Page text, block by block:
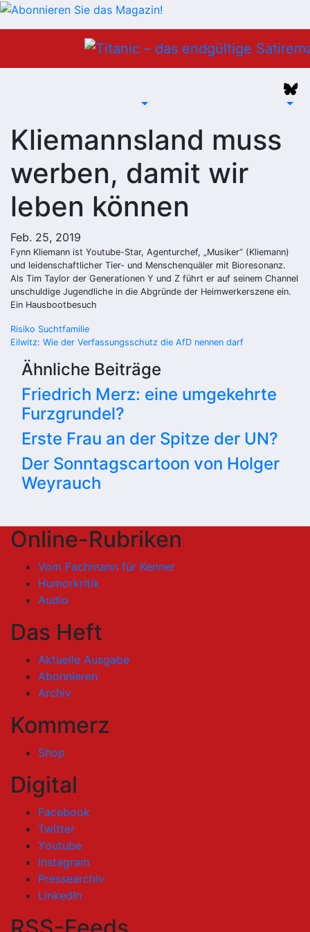
Kliemannsland muss
werben, damit wir
leben können
Feb. 25, 2019
Fynn Kliemann ist Youtube-Star, Agenturchef, „Musiker“ (Kliemann)
und leidenschaftlicher Tier- und Menschenquäler mit Bioresonanz.
Als Tim Taylor der Generationen Y und Z führt er auf seinem Channel
unschuldige Jugendliche in die Abgründe der Heimwerkerszene ein.
Ein Hausbootbesuch
Beitragsnavigation
Risiko Suchtfamilie
Eilwitz: Wie der Verfassungsschutz die AfD nennen darf
Ähnliche Beiträge
Friedrich Merz: eine umgekehrte
Furzgrundel?
Erste Frau an der Spitze der UN?
Der Sonntagscartoon von Holger
Weyrauch
Online-Rubriken
Vom Fachmann für Kenner
Humorkritik
Audio
Das Heft
Aktuelle Ausgabe
Abonnieren
Archiv
Kommerz
Shop
Digital
Facebook
Twitter
Youtube
Instagram
Pressearchiv
LinkedIn